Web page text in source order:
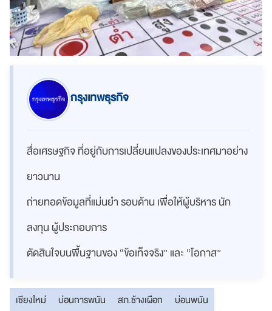
กรุงเทพธุรกิจ
สื่อเศรษฐกิจ ที่อยู่กับการเปลี่ยนแปลงของประเทศมาอย่าง
ยาวนาน
ถ่ายทอดข้อมูลที่แม่นยำ รอบด้าน เพื่อให้ผู้บริหาร นัก
ลงทุน ผู้ประกอบการ
ตัดสินใจบนพื้นฐานของ “ข้อเท็จจริง” และ “โอกาส”
เชียงใหม่ บ่อนการพนัน สภ.ช้างเผือก
บ่อนพนัน